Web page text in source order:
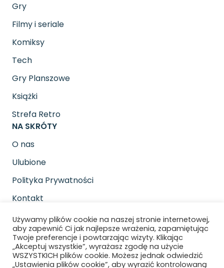
Gry
Filmy i seriale
Komiksy
Tech
Gry Planszowe
Książki
Strefa Retro
NA SKRÓTY
O nas
Ulubione
Polityka Prywatności
Kontakt
Znajdziesz nas na
Używamy plików cookie na naszej stronie internetowej,
aby zapewnić Ci jak najlepsze wrażenia, zapamiętując
Twoje preferencje i powtarzając wizyty. Klikając
„Akceptuj wszystkie”, wyrażasz zgodę na użycie
WSZYSTKICH plików cookie. Możesz jednak odwiedzić
„Ustawienia plików cookie”, aby wyrazić kontrolowaną